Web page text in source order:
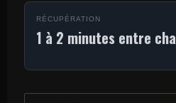
RÉCUPÉRATION
1 à 2 minutes entre